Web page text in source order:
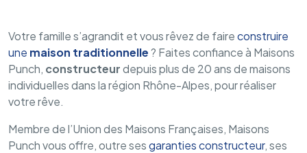
Votre famille s’agrandit et vous rêvez de faireconstruire
une maison traditionnelle? Faites confiance à Maisons
Punch, constructeurdepuis plus de 20 ans de maisons
individuelles dans la région Rhône-Alpes, pour réaliser
votre rêve.
Membre de l’Union des Maisons Françaises, Maisons
Punch vous offre, outre sesgaranties constructeur, ses